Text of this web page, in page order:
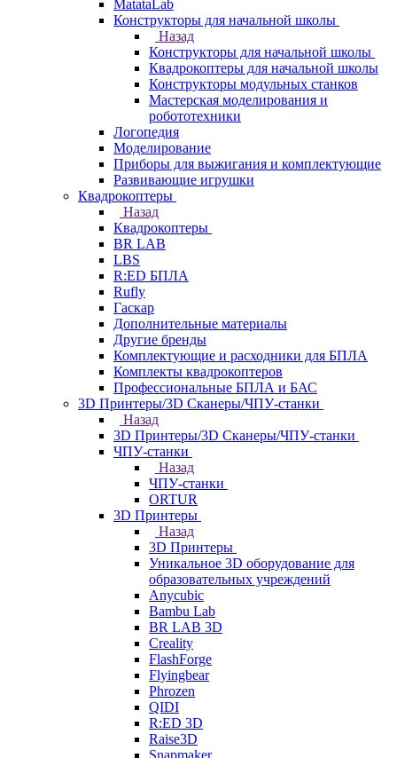
MatataLab
Конструкторы для начальной школы
Назад
Конструкторы для начальной школы
Квадрокоптеры для начальной школы
Конструкторы модульных станков
Мастерская моделирования и
робототехники
Логопедия
Моделирование
Приборы для выжигания и комплектующие
Развивающие игрушки
Квадрокоптеры
Назад
Квадрокоптеры
BR LAB
LBS
R:ED БПЛА
Rufly
Гаскар
Дополнительные материалы
Другие бренды
Комплектующие и расходники для БПЛА
Комплекты квадрокоптеров
Профессиональные БПЛА и БАС
3D Принтеры/3D Сканеры/ЧПУ-станки
Назад
3D Принтеры/3D Сканеры/ЧПУ-станки
ЧПУ-станки
Назад
ЧПУ-станки
ORTUR
3D Принтеры
Назад
3D Принтеры
Уникальное 3D оборудование для
образовательных учреждений
Anycubic
Bambu Lab
BR LAB 3D
Creality
FlashForge
Flyingbear
Phrozen
QIDI
R:ED 3D
Raise3D
Snapmaker